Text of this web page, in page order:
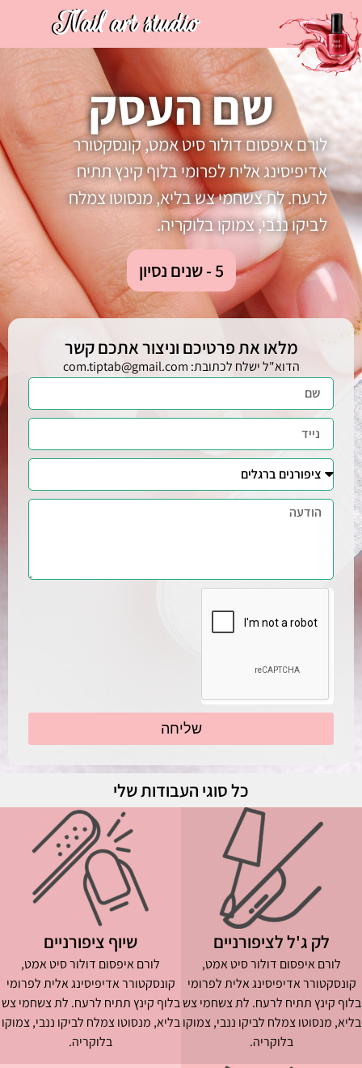
Nail art studio
שם העסק
לורם איפסום דולור סיט אמט, קונסקטורר
אדיפיסינג אלית לפרומי בלוף קינץ תתיח
לרעח. לת צשחמי צש בליא, מנסוטו צמלח
לביקו ננבי, צמוקו בלוקריה.
5 - שנים נסיון
מלאו את פרטיכם וניצור אתכם קשר
הדוא"ל ישלח לכתובת: com.tiptab@gmail.com
שליחה
כל סוגי העבודות שלי
לק ג'ל לציפורניים
לורם איפסום דולור סיט אמט,
קונסקטורר אדיפיסינג אלית לפרומי
בלוף קינץ תתיח לרעח. לת צשחמי צש
בליא, מנסוטו צמלח לביקו ננבי, צמוקו
בלוקריה.
שיוף ציפורניים
לורם איפסום דולור סיט אמט,
קונסקטורר אדיפיסינג אלית לפרומי
בלוף קינץ תתיח לרעח. לת צשחמי צש
בליא, מנסוטו צמלח לביקו ננבי, צמוקו
בלוקריה.